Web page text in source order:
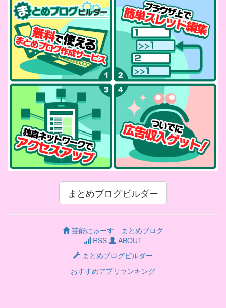
まとめブログビルダー
芸能にゅーす まとめブログ
RSS
ABOUT
まとめブログビルダー
おすすめアプリランキング